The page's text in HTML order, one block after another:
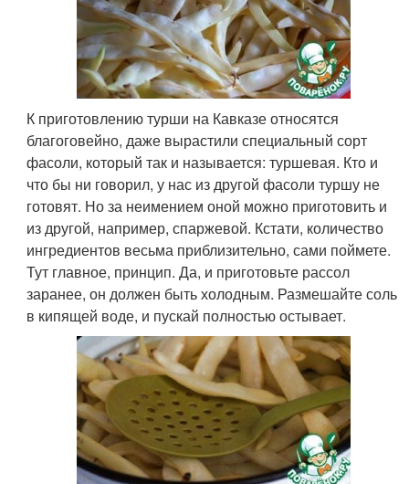
К приготовлению турши на Кавказе относятся
благоговейно, даже вырастили специальный сорт
фасоли, который так и называется: туршевая. Кто и
что бы ни говорил, у нас из другой фасоли туршу не
готовят. Но за неимением оной можно приготовить и
из другой, например, спаржевой. Кстати, количество
ингредиентов весьма приблизительно, сами поймете.
Тут главное, принцип. Да, и приготовьте рассол
заранее, он должен быть холодным. Размешайте соль
в кипящей воде, и пускай полностью остывает.